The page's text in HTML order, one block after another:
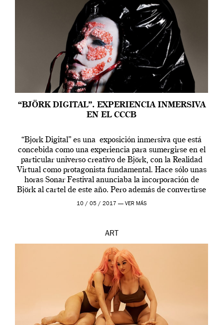
“BJÖRK DIGITAL”. EXPERIENCIA INMERSIVA
EN EL CCCB
“Bjork Digital” es una exposición inmersiva que está
concebida como una experiencia para sumergirse en el
particular universo creativo de Björk, con la Realidad
Virtual como protagonista fundamental. Hace sólo unas
horas Sonar Festival anunciaba la incorporación de
Björk al cartel de este año. Pero además de convertirse
en una de las actuaciones más relevantes […]
10 / 05 / 2017 — VER MÁS
ART